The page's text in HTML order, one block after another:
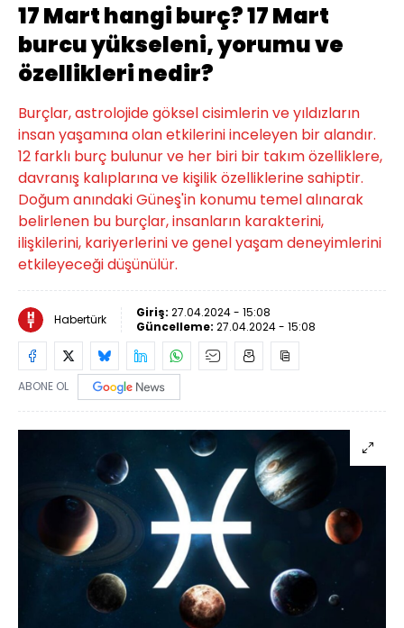
17 Mart hangi burç? 17 Mart
burcu yükseleni, yorumu ve
özellikleri nedir?
Burçlar, astrolojide göksel cisimlerin ve yıldızların
insan yaşamına olan etkilerini inceleyen bir alandır.
12 farklı burç bulunur ve her biri bir takım özelliklere,
davranış kalıplarına ve kişilik özelliklerine sahiptir.
Doğum anındaki Güneş'in konumu temel alınarak
belirlenen bu burçlar, insanların karakterini,
ilişkilerini, kariyerlerini ve genel yaşam deneyimlerini
etkileyeceği düşünülür.
Habertürk Giriş: 27.04.2024 - 15:08
Güncelleme: 27.04.2024 - 15:08
ABONE OL